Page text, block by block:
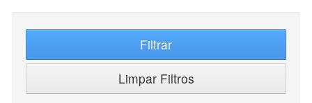
Filtrar
Limpar Filtros